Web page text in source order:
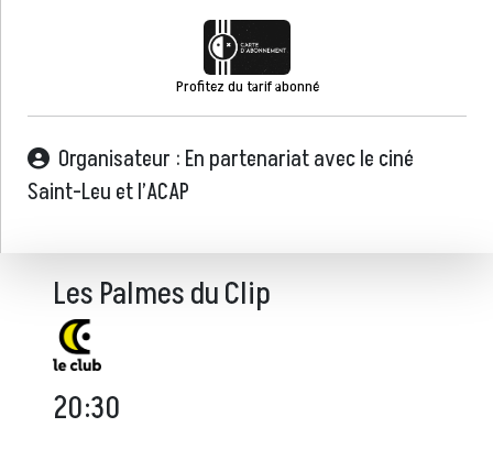
Profitez du tarif abonné
Organisateur : En partenariat avec le ciné
Saint-Leu et l’ACAP
Les Palmes du Clip
20:30